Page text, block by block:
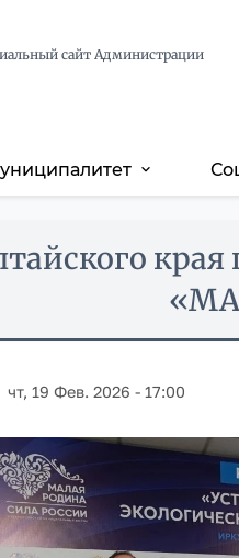
сайт Администрации
expand_more
чт, 19 Фев. 2026 - 17:00